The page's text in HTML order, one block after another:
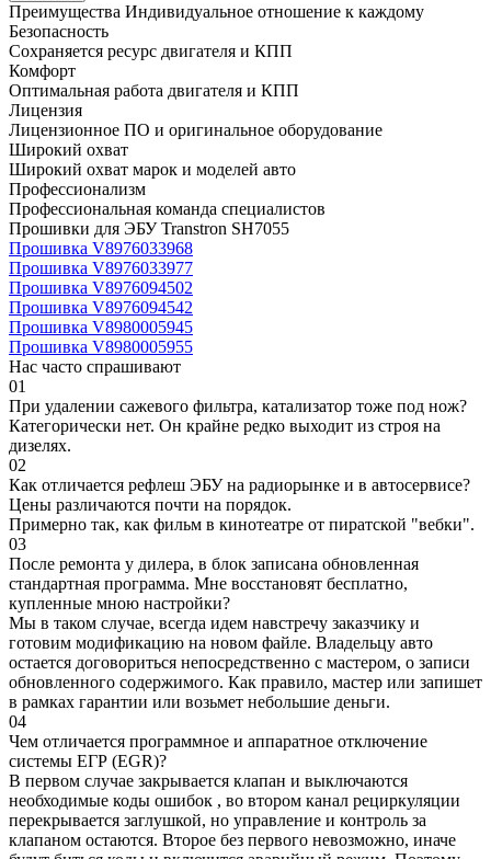
Преимущества Индивидуальное отношение к каждому
Безопасность
Сохраняется ресурс двигателя и КПП
Комфорт
Оптимальная работа двигателя и КПП
Лицензия
Лицензионное ПО и оригинальное оборудование
Широкий охват
Широкий охват марок и моделей авто
Профессионализм
Профессиональная команда специалистов
Прошивки для ЭБУ Transtron SH7055
Прошивка V8976033968
Прошивка V8976033977
Прошивка V8976094502
Прошивка V8976094542
Прошивка V8980005945
Прошивка V8980005955
Нас часто спрашивают
01
При удалении сажевого фильтра, катализатор тоже под нож?
Категорически нет. Он крайне редко выходит из строя на
дизелях.
02
Как отличается рефлеш ЭБУ на радиорынке и в автосервисе?
Цены различаются почти на порядок.
Примерно так, как фильм в кинотеатре от пиратской "вебки".
03
После ремонта у дилера, в блок записана обновленная
стандартная программа. Мне восстановят бесплатно,
купленные мною настройки?
Мы в таком случае, всегда идем навстречу заказчику и
готовим модификацию на новом файле. Владельцу авто
остается договориться непосредственно с мастером, о записи
обновленного содержимого. Как правило, мастер или запишет
в рамках гарантии или возьмет небольшие деньги.
04
Чем отличается программное и аппаратное отключение
системы ЕГР (EGR)?
В первом случае закрывается клапан и выключаются
необходимые коды ошибок , во втором канал рециркуляции
перекрывается заглушкой, но управление и контроль за
клапаном остаются. Второе без первого невозможно, иначе